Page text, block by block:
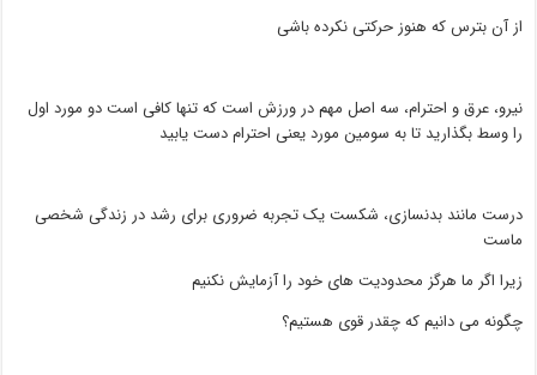
از آن بترس که هنوز حرکتی نکرده باشی
نیرو، عرق و احترام، سه اصل مهم در ورزش است که تنها کافی است دو مورد اول
را وسط بگذارید تا به سومین مورد یعنی احترام دست یابید
درست مانند بدنسازی، شکست یک تجربه ضروری برای رشد در زندگی شخصی
ماست
زیرا اگر ما هرگز محدودیت های خود را آزمایش نکنیم
چگونه می دانیم که چقدر قوی هستیم؟